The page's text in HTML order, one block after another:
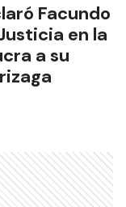
Facundo
en la
a su